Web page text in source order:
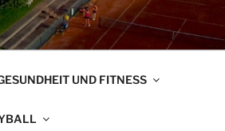
UND FITNESS